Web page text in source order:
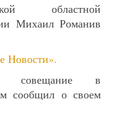
областной
Михаил Романив
Новости».
совещание в
сообщил о своем